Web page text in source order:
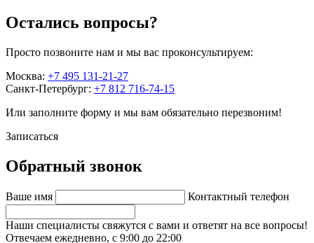
Остались вопросы?
Просто позвоните нам и мы вас проконсультируем:
Москва: +7 495 131-21-27
Санкт-Петербург: +7 812 716-74-15
Или заполните форму и мы вам обязательно перезвоним!
Записаться
Обратный звонок
Ваше имя Контактный телефон
Наши специалисты свяжутся с вами и ответят на все вопросы!
Отвечаем ежедневно, с 9:00 до 22:00